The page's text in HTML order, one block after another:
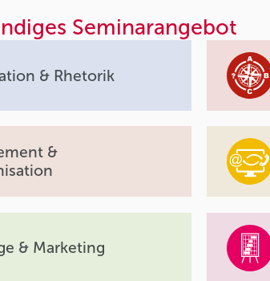
Seminarangebot
& Rhetorik
&
& Marketing